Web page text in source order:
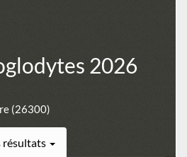
2026
(26300)
résultats